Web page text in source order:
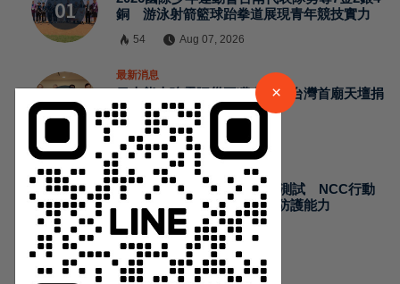
銅 游泳射箭籃球跆拳道展現青年競技實力
54 Aug 07, 2026
最新消息
日本熊本強震賑災再獲支持 台灣首廟天壇捐
300萬元善款協助災後復原
53 Aug 07, 2026
最新消息
2026城鎮韌性演習加入通訊測試 NCC行動
網路降速演練驗證國家通訊防護能力
Aug 07, 2026
請加入LINE好友連結
中 華 超 傳 媒
Https://reurl.cc/adqW77
×